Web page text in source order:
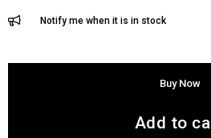
Notify me when it is in stock